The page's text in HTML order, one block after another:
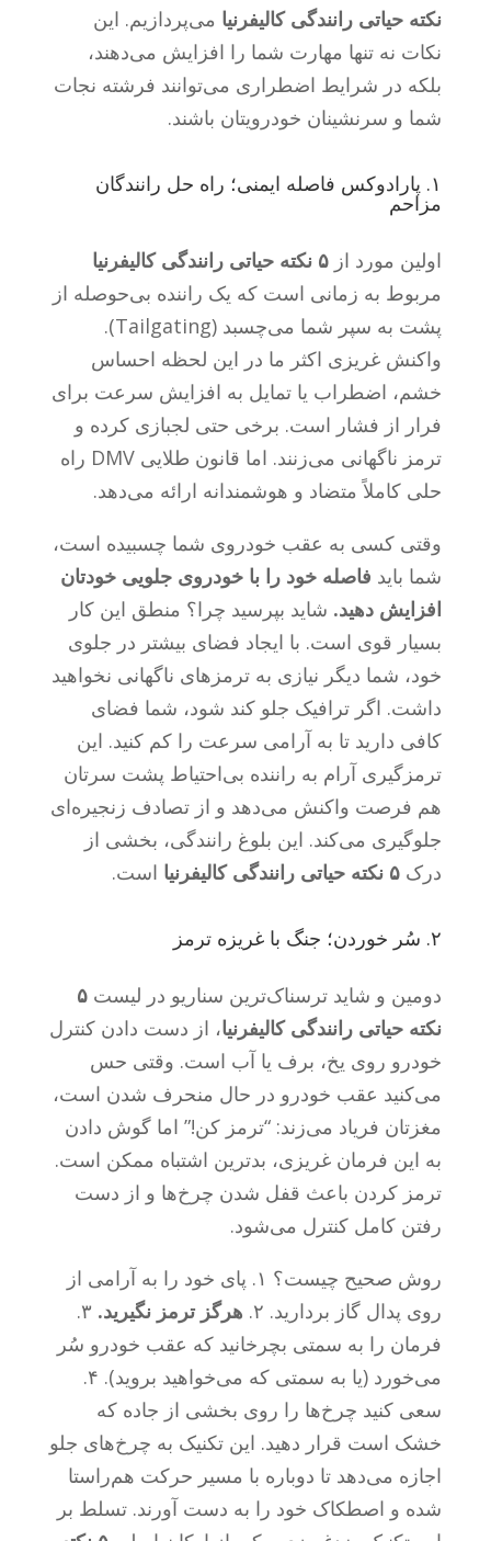
نکته حیاتی رانندگی کالیفرنیا می‌پردازیم. این
نکات نه تنها مهارت شما را افزایش می‌دهند،
بلکه در شرایط اضطراری می‌توانند فرشته نجات
شما و سرنشینان خودرویتان باشند.
۱. پارادوکس فاصله ایمنی؛ راه حل رانندگان
مزاحم
اولین مورد از ۵ نکته حیاتی رانندگی کالیفرنیا
مربوط به زمانی است که یک راننده بی‌حوصله از
پشت به سپر شما می‌چسبد (Tailgating).
واکنش غریزی اکثر ما در این لحظه احساس
خشم، اضطراب یا تمایل به افزایش سرعت برای
فرار از فشار است. برخی حتی لجبازی کرده و
ترمز ناگهانی می‌زنند. اما قانون طلایی DMV راه
حلی کاملاً متضاد و هوشمندانه ارائه می‌دهد.
وقتی کسی به عقب خودروی شما چسبیده است،
شما باید فاصله خود را با خودروی جلویی خودتان
افزایش دهید. شاید بپرسید چرا؟ منطق این کار
بسیار قوی است. با ایجاد فضای بیشتر در جلوی
خود، شما دیگر نیازی به ترمزهای ناگهانی نخواهید
داشت. اگر ترافیک جلو کند شود، شما فضای
کافی دارید تا به آرامی سرعت را کم کنید. این
ترمزگیری آرام به راننده بی‌احتیاط پشت سرتان
هم فرصت واکنش می‌دهد و از تصادف زنجیره‌ای
جلوگیری می‌کند. این بلوغ رانندگی، بخشی از
درک ۵ نکته حیاتی رانندگی کالیفرنیا است.
۲. سُر خوردن؛ جنگ با غریزه ترمز
دومین و شاید ترسناک‌ترین سناریو در لیست ۵
نکته حیاتی رانندگی کالیفرنیا، از دست دادن کنترل
خودرو روی یخ، برف یا آب است. وقتی حس
می‌کنید عقب خودرو در حال منحرف شدن است،
مغزتان فریاد می‌زند: “ترمز کن!” اما گوش دادن
به این فرمان غریزی، بدترین اشتباه ممکن است.
ترمز کردن باعث قفل شدن چرخ‌ها و از دست
رفتن کامل کنترل می‌شود.
روش صحیح چیست؟ ۱. پای خود را به آرامی از
روی پدال گاز بردارید. ۲.
هرگز ترمز نگیرید.
۳.
فرمان را به سمتی بچرخانید که عقب خودرو سُر
می‌خورد (یا به سمتی که می‌خواهید بروید). ۴.
سعی کنید چرخ‌ها را روی بخشی از جاده که
خشک است قرار دهید. این تکنیک به چرخ‌های جلو
اجازه می‌دهد تا دوباره با مسیر حرکت هم‌راستا
شده و اصطکاک خود را به دست آورند. تسلط بر